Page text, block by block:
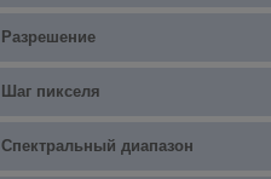
Разрешение
Шаг пикселя
Спектральный диапазон